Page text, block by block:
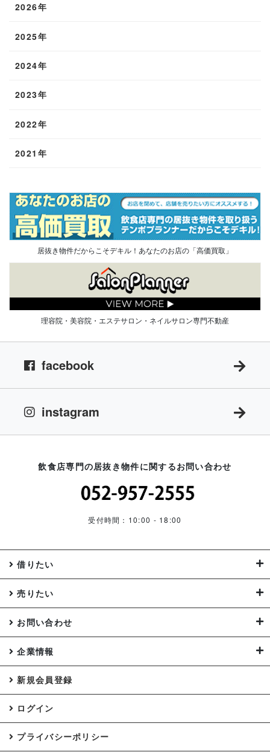
2026年
2025年
2024年
2023年
2022年
2021年
居抜き物件だからこそデキル！あなたのお店の「高価買取」
理容院・美容院・エステサロン・ネイルサロン専門不動産
facebook
instagram
飲食店専門の居抜き物件に関するお問い合わせ
受付時間：10:00 - 18:00
借りたい
売りたい
お問い合わせ
企業情報
新規会員登録
ログイン
プライバシーポリシー